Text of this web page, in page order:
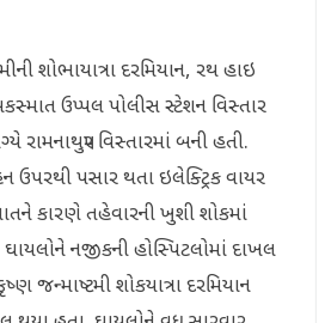
શોભાયાત્રા દરમિયાન, રથ હાઇ
ઉપ્પલ પોલીસ સ્ટેશન વિસ્તાર
રામનાથપુર વિસ્તારમાં બની હતી.
પસાર થતા ઇલેક્ટ્રિક વાયર
કારણે તહેવારની ખુશી શોકમાં
નજીકની હોસ્પિટલોમાં દાખલ
જન્માષ્ટમી શોકયાત્રા દરમિયાન